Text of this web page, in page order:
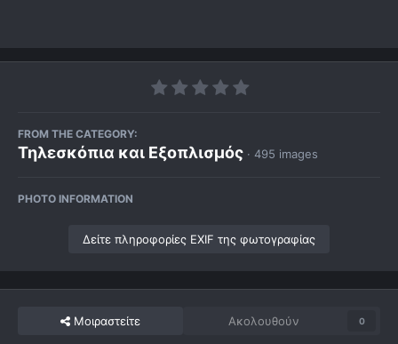
FROM THE CATEGORY:
Τηλεσκόπια και Εξοπλισμός · 495 images
PHOTO INFORMATION
Δείτε πληροφορίες EXIF της φωτογραφίας
Μοιραστείτε Ακολουθούν 0